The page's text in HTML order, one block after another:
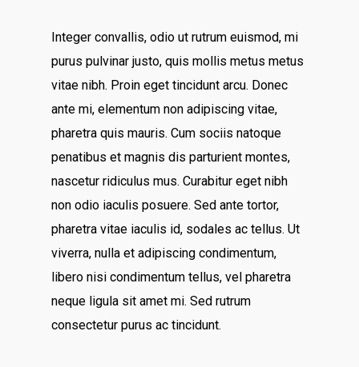
Integer convallis, odio ut rutrum euismod, mi
purus pulvinar justo, quis mollis metus metus
vitae nibh. Proin eget tincidunt arcu. Donec
ante mi, elementum non adipiscing vitae,
pharetra quis mauris. Cum sociis natoque
penatibus et magnis dis parturient montes,
nascetur ridiculus mus. Curabitur eget nibh
non odio iaculis posuere. Sed ante tortor,
pharetra vitae iaculis id, sodales ac tellus. Ut
viverra, nulla et adipiscing condimentum,
libero nisi condimentum tellus, vel pharetra
neque ligula sit amet mi. Sed rutrum
consectetur purus ac tincidunt.